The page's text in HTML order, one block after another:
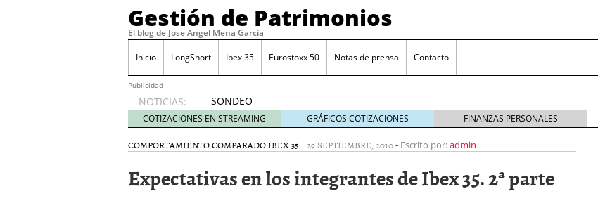
Gestión de Patrimonios
El blog de Jose Angel Mena García
Inicio LongShort Ibex 35 Eurostoxx 50 Notas de prensa Contacto
Publicidad
NOTICIAS:
SONDEO
IBEX35.
ACCESO
A LA
TODOS
COTIZACIONES EN STREAMING GRÁFICOS COTIZACIONES FINANZAS PERSONALES
COMPORTAMIENTO COMPARADO IBEX 35 | 29 SEPTIEMBRE, 2010- Escrito por:admin
Expectativas en los integrantes de Ibex 35. 2ª parte